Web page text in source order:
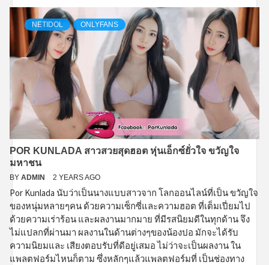
NETIDOL ONLYFANS
POR KUNLADA สาวสวยสุดฮอต หุ่นเอ็กซ์ยั่วใจ ขวัญใจ
มหาชน
BY ADMIN 2 YEARS AGO
Por Kunlada นับว่าเป็นนางแบบสาวจาก โลกออนไลน์ที่เป็น ขวัญใจ
ของหนุ่มหลายๆคน ด้วยความเซ็กซี่และความฮอต ที่เต็มเปี่ยมไป
ด้วยความเร่าร้อน และผลงานมากมาย ที่มีรสนิยมดีในทุกด้าน จึง
ไม่แปลกที่ผ่านมา ผลงานในด้านต่างๆของน้องปอ มักจะได้รับ
ความนิยมและ เสียงตอบรับที่ดีอยู่เสมอ ไม่ว่าจะเป็นผลงาน ใน
แพลตฟอร์มไหนก็ตาม ซึ่งหลักๆแล้วแพลตฟอร์มที่ เป็นช่องทาง